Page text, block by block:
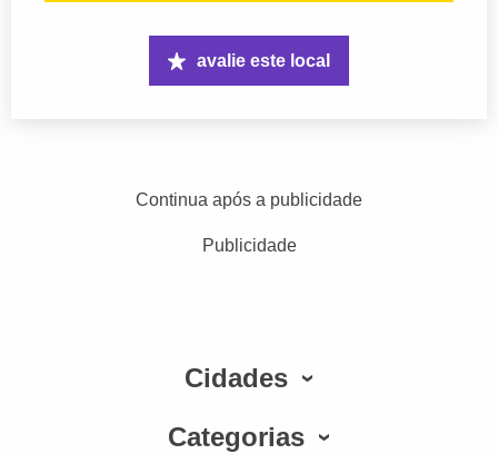
avalie este local
Continua após a publicidade
Publicidade
Cidades
Categorias